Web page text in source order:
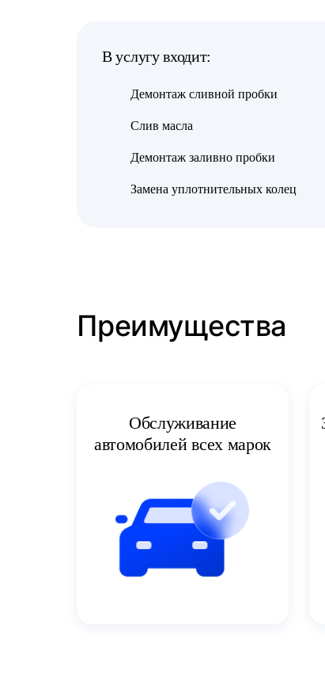
В услугу входит:
Демонтаж сливной пробки
Слив масла
Демонтаж заливно пробки
Замена уплотнительных колец
Преимущества
Обслуживание
автомобилей всех марок